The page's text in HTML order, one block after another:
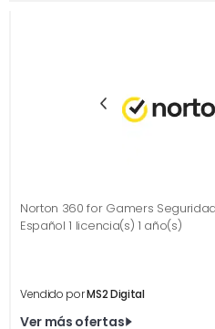
Norton 360 for Gamers
Español 1 licencia(s) 1 año(s)
Vendido porMS2 Digital
Ver más ofertas